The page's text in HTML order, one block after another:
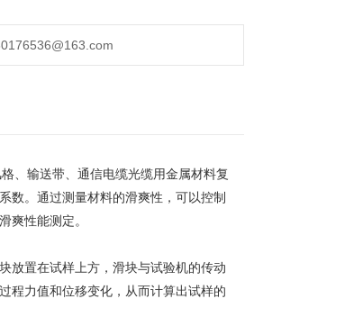
、输送带、通信电缆光缆用金属材料复
数。通过测量材料的滑爽性，可以控制
爽性能测定。
放置在试样上方，滑块与试验机的传动
程力值和位移变化，从而计算出试样的